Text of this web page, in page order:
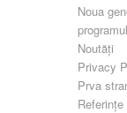
Noua
Noutăți
Privacy
Prva
Referințe